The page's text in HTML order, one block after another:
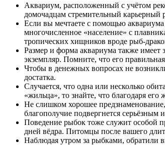
Аквариум, расположенный с учётом
домочадцам стремительный карьерный
Если вы мечтаете с помощью аквариума
многочисленное «население» с
тропических хищников вроде рыб-
Размер и форма аквариума также
экземпляр. Помните, что его
Чтобы в денежных вопросах не
достатка.
Случается, что одна или несколько
«жильца», то знайте, что благодаря
Не слишком хорошее
благополучие подвергнется серьёзным
Поведение рыбок тоже служит особой
дней вёдра. Питомцы после вашего
Наблюдая утром за рыбками, обратили